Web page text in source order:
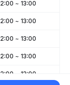
~ 13:00
~ 13:00
~ 13:00
~ 13:00
~ 13:00